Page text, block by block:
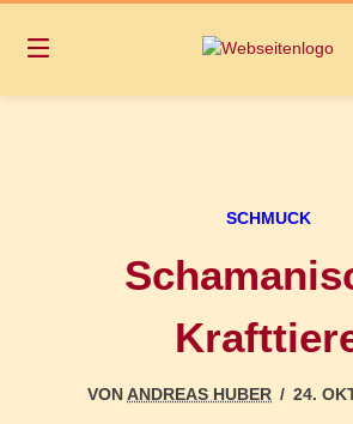
zum
SCHMUCK
VONANDREAS HUBER / 24.